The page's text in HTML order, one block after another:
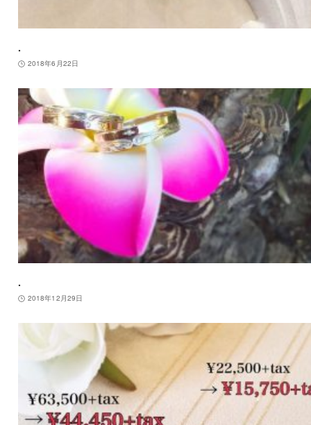
.
2018年6月22日
.
2018年12月29日